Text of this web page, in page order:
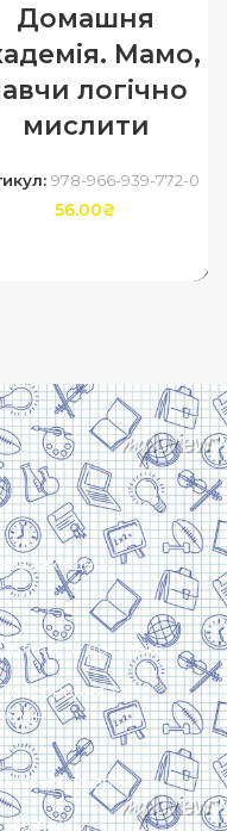
Домашня
Мамо,
логічно
мислити
978-966-939-772-0
56.00₴
захищені
та доставка
та
оферти